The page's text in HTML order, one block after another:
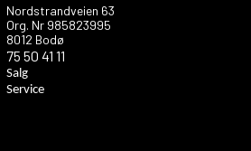
Nordstrandveien 63
Org. Nr 985823995
8012 Bodø
75 50 41 11
Salg
Service